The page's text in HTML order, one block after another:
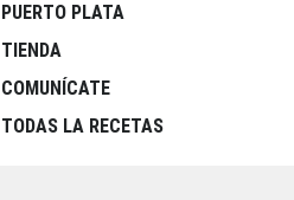
PUERTO PLATA
TIENDA
COMUNÍCATE
TODAS LA RECETAS